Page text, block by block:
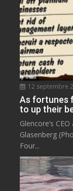
12 septembre
As fortunes
to up their
Glencore’s
Glasenberg
Four...